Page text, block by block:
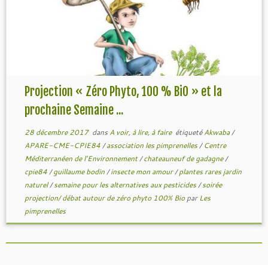
Projection « Zéro Phyto, 100 % BiO » et la
prochaine Semaine ...
28 décembre 2017dans A voir, à lire, à faire étiquetéAkwaba/
APARE-CME-CPIE84/association les pimprenelles/Centre
Méditerranéen de l’Environnement/chateauneuf de gadagne/
cpie84/guillaume bodin/insecte mon amour/plantes rares jardin
naturel/semaine pour les alternatives aux pesticides/soirée
projection/ débat autour de zéro phyto 100% BioparLes
pimprenelles